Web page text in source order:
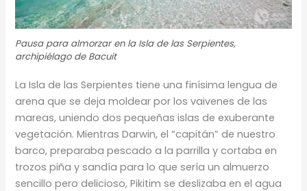
Pausa para almorzar en la Isla de las Serpientes,
archipiélago de Bacuit
La Isla de las Serpientes tiene una finísima lengua de
arena que se deja moldear por los vaivenes de las
mareas, uniendo dos pequeñas islas de exuberante
vegetación. Mientras Darwin, el “capitán” de nuestro
barco, preparaba pescado a la parrilla y cortaba en
trozos piña y sandía para lo que sería un almuerzo
sencillo pero delicioso, Pikitim se deslizaba en el agua